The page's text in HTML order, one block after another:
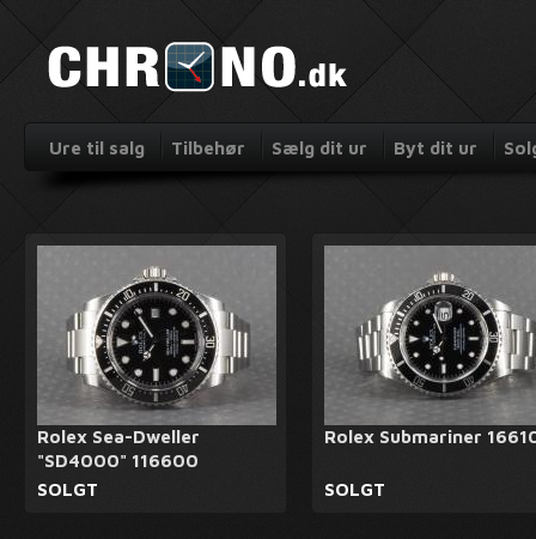
Ure til salg Tilbehør Sælg dit ur Byt dit ur
Rolex Sea-Dweller
"SD4000" 116600
SOLGT
Rolex Submariner
SOLGT